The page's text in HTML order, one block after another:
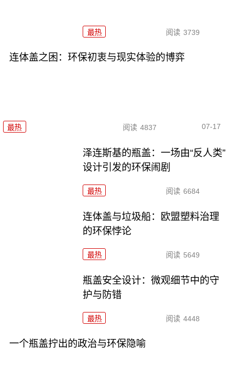
最热 阅读 3739
连体盖之困：环保初衷与现实体验的博弈
最热 阅读 4837 07-17
泽连斯基的瓶盖：一场由“反人类”
设计引发的环保闹剧
最热 阅读 6684
连体盖与垃圾船：欧盟塑料治理
的环保悖论
最热 阅读 5649
瓶盖安全设计：微观细节中的守
护与防错
最热 阅读 4448
一个瓶盖拧出的政治与环保隐喻